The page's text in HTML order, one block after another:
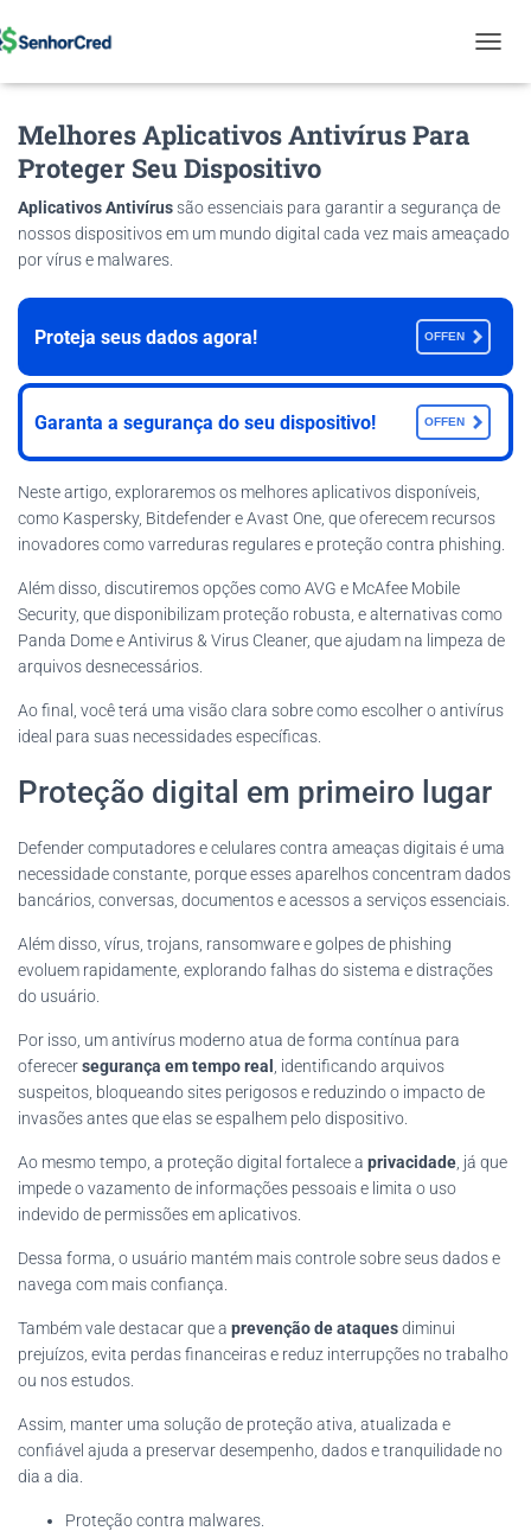
O
A
V
I
O
Melhores Aplicativos Antivírus Para
Proteger Seu Dispositivo
Aplicativos Antivírussão essenciais para garantir a segurança de
nossos dispositivos em um mundo digital cada vez mais ameaçado
por vírus e malwares.
Proteja seus dados agora! OFFEN
Garanta a segurança do seu dispositivo! OFFEN
Neste artigo, exploraremos os melhores aplicativos disponíveis,
como Kaspersky, Bitdefender e Avast One, que oferecem recursos
inovadores como varreduras regulares e proteção contra phishing.
Além disso, discutiremos opções como AVG e McAfee Mobile
Security, que disponibilizam proteção robusta, e alternativas como
Panda Dome e Antivirus & Virus Cleaner, que ajudam na limpeza de
arquivos desnecessários.
Ao final, você terá uma visão clara sobre como escolher o antivírus
ideal para suas necessidades específicas.
Proteção digital em primeiro lugar
Defender computadores e celulares contra ameaças digitais é uma
necessidade constante, porque esses aparelhos concentram dados
bancários, conversas, documentos e acessos a serviços essenciais.
Além disso, vírus, trojans, ransomware e golpes de phishing
evoluem rapidamente, explorando falhas do sistema e distrações
do usuário.
Por isso, um antivírus moderno atua de forma contínua para
oferecersegurança em tempo real
, identificando arquivos
suspeitos, bloqueando sites perigosos e reduzindo o impacto de
invasões antes que elas se espalhem pelo dispositivo.
Ao mesmo tempo, a proteção digital fortalece a privacidade , já que
impede o vazamento de informações pessoais e limita o uso
indevido de permissões em aplicativos.
Dessa forma, o usuário mantém mais controle sobre seus dados e
navega com mais confiança.
Também vale destacar que a prevenção de ataquesdiminui
prejuízos, evita perdas financeiras e reduz interrupções no trabalho
ou nos estudos.
Assim, manter uma solução de proteção ativa, atualizada e
confiável ajuda a preservar desempenho, dados e tranquilidade no
dia a dia.
Proteção contra malwares.